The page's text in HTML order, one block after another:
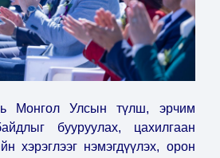
Монгол Улсын түлш, эрчим
бууруулах, цахилгаан
хэрэглээг нэмэгдүүлэх, орон